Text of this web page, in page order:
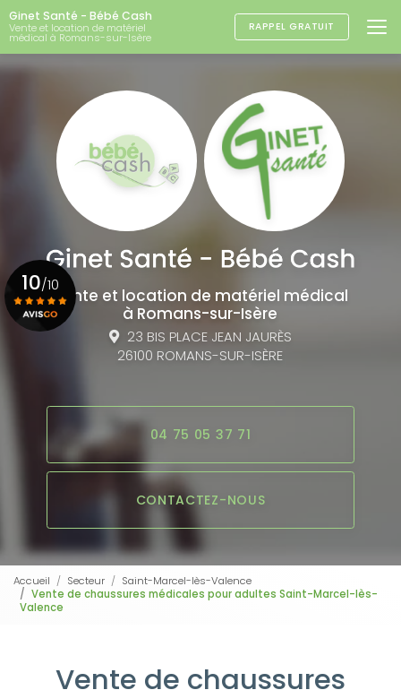
Aller
au
contenu
principal
Ginet Santé - Bébé Cash
Vente et location de matériel
médical à Romans-sur-Isère
RAPPEL GRATUIT
Vente et location de matériel médical
à Romans-sur-Isère
23 BIS PLACE JEAN JAURÈS
26100 ROMANS-SUR-ISÈRE
04 75 05 37 71
CONTACTEZ-NOUS
10/10
Accueil Secteur
Saint-Marcel-lès-Valence
Vente de chaussures médicales pour adultes Saint-Marcel-lès-
Valence
Vente de chaussures